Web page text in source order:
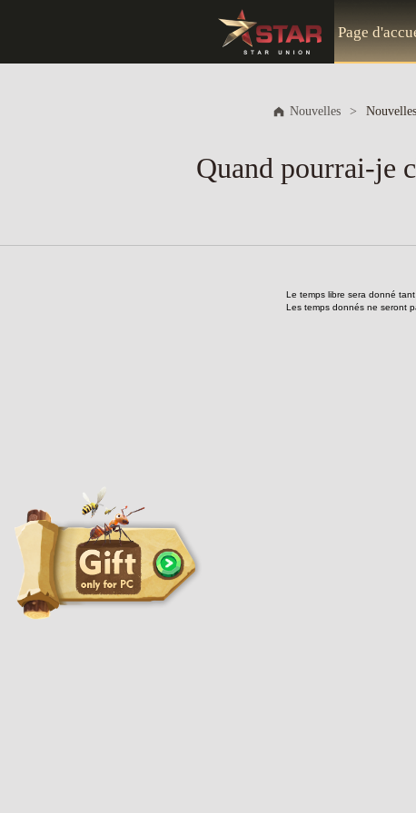
Page
Nouvelles > Nouvelles
Quand pourrai-je
Le temps libre sera donné
Les temps donnés ne seront